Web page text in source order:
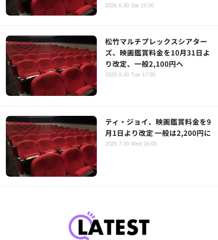
2026.5.30 Sat 10:30
松竹マルチプレックスシアター
ズ、映画鑑賞料金を10月31日よ
り改定、一般2,100円へ
2025.9.30 Tue 17:00
ティ・ジョイ、映画鑑賞料金を9
月1日より改定 一般は2,200円に
2025.7.30 Wed 16:00